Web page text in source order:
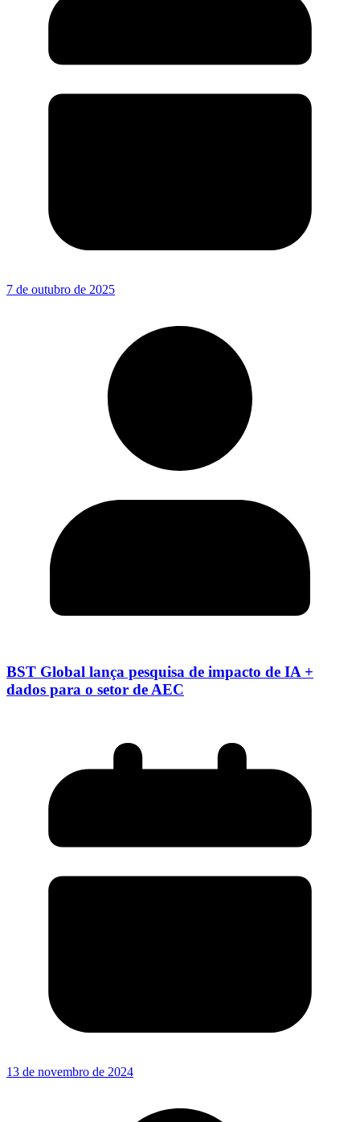
7 de outubro de 2025
BST Global lança pesquisa de impacto de IA +
dados para o setor de AEC
13 de novembro de 2024